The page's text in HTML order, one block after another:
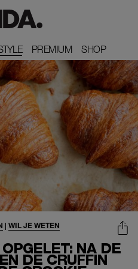
PREMIUM
PREMIUM SHOP
SHOP
NA DE
DE CRUFFIN
| WIL JE WETEN